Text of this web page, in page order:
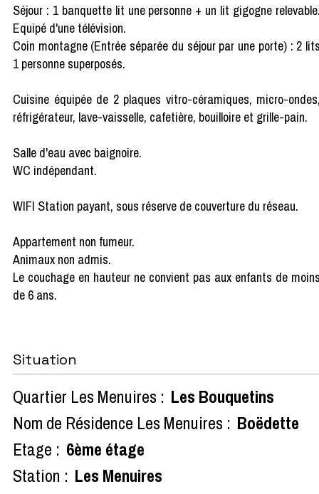
Séjour : 1 banquette lit une personne + un lit gigogne
Equipé d'une télévision.
Coin montagne (Entrée séparée du séjour par une porte) : 2
1 personne superposés.
Cuisine équipée de 2 plaques vitro-céramiques, micro-
réfrigérateur, lave-vaisselle, cafetière, bouilloire et grille-pain.
Salle d'eau avec baignoire.
WC indépendant.
WIFI Station payant, sous réserve de couverture du réseau.
Appartement non fumeur.
Animaux non admis.
Le couchage en hauteur ne convient pas aux enfants de
de 6 ans.
Situation
Quartier Les Menuires : Les Bouquetins
Nom de Résidence Les Menuires : Boëdette
Etage : 6ème étage
Station : Les Menuires